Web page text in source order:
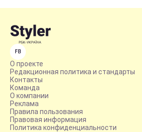
FB
О проекте
Редакционная политика и стандарты
Контакты
Команда
О компании
Реклама
Правила пользования
Правовая информация
Политика конфиденциальности